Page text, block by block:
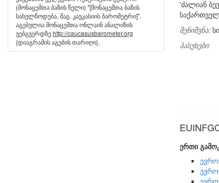
'ძალიან
შენიშვნა:
პასუხები:
ერთი
(მონაცემთა ბაზის წელი) "[მონაცემთა ბაზის
სახელწოდება, მაგ. კავკასიის ბარომეტრი]".
აგებულია მონაცემთა ონლაინ ანალიზის
ვებგვერდზეhttp://caucasusbarometer.org
{დიაგრამის აგების თარიღი}.